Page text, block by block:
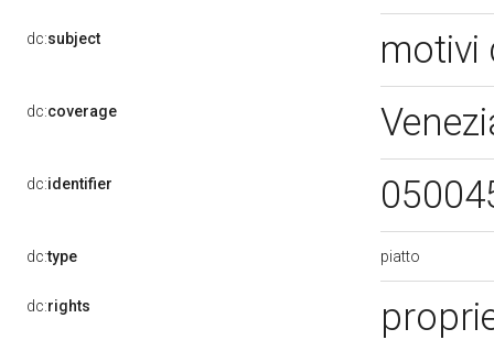
dc:subject motivi
dc:coverage
dc:identifier
dc:type piatto
dc:rights